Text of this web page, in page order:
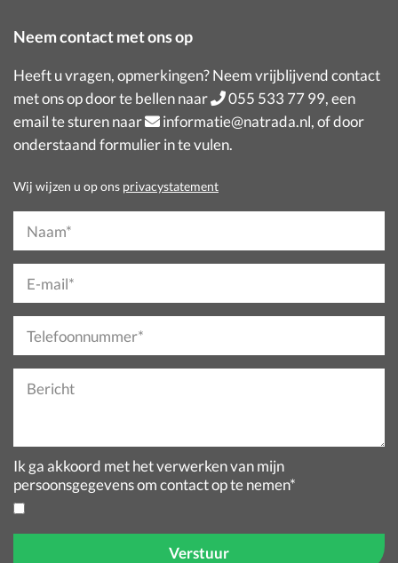
Neem contact met ons op
Heeft u vragen, opmerkingen? Neem vrijblijvend contact
met ons op door te bellen naar
055 533 77 99, een
email te sturen naar
informatie@natrada.nl, of door
onderstaand formulier in te vulen.
Wij wijzen u op ons privacystatement
Naam*
E-mail*
Telefoonnummer*
Bericht
Ik ga akkoord met het verwerken van mijn
persoonsgegevens om contact op te nemen*